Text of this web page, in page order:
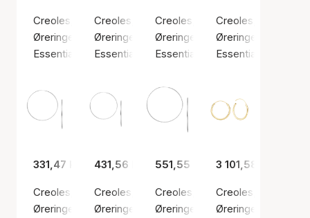
Creoles, 1.2 x 14.5 mm, 8kt
Øreringer, Gullfarge / Gull
Essentials by Aagaard
Creoles, 1.2 x 15 mm
Øreringer, Sølv farge / Sølv sterling 925
Essentials by Aagaard
Creoles, 1.2 x 17.5 mm, 14kt
Øreringer, Gullfarge / Gull
Essentials by Aagaard
Creoles, 1.2 x 17.5
Øreringer, Gullfarge
Essentials by
331,47 kr
Creoles, 1.2 x 35 mm
Øreringer, Sølv farge / Sølv sterling 925
431,56 kr
Creoles, 1.2 x 40 mm
Øreringer, Sølv farge / Sølv sterling 925
551,55 kr
Creoles, 1.2 x 55 mm
Øreringer, Sølv farge / Sølv
3 101,58 kr
Creoles, 1.4 x 19
Øreringer, Gullfarge